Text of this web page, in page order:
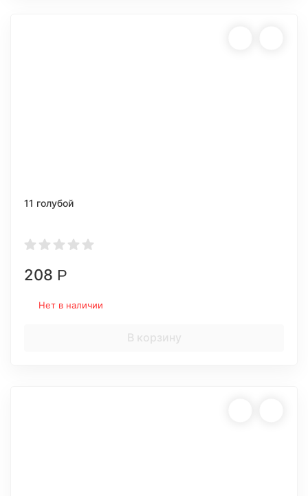
11 голубой
208 Р
Нет в наличии
В корзину